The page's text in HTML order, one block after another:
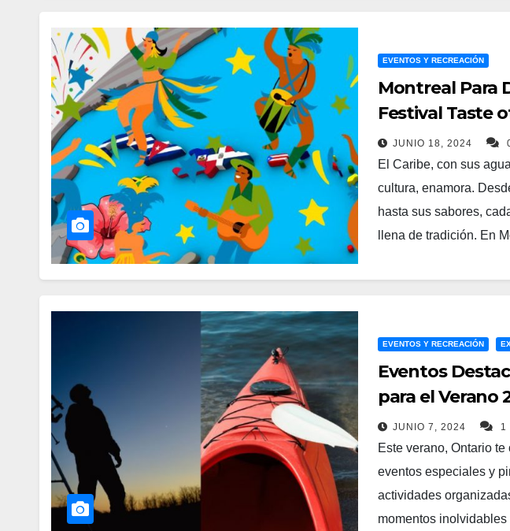
sientes seguro y sin
Los parques
La mayoría de los
instalaciones, como
de picnic, pequeños
necesarios para
encontrar heladerías y
como bicicletas o
Además, al llegar, te
EVENTOS Y RECREACIÓN
Montreal Para
Festival Taste
JUNIO 18, 2024
El Caribe, con sus
cultura, enamora.
hasta sus sabores,
llena de tradición. En
(TOTC). Es un evento
En Todos También,
únicos. Este te lleva al
¡Una Fiesta
Puerto
EVENTOS Y RECREACIÓN
Eventos
para el Verano
JUNIO 7, 2024 1
Este verano, Ontario
eventos especiales y
actividades
momentos